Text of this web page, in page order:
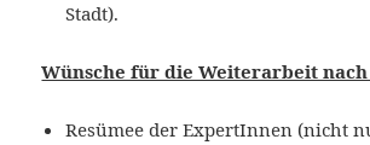
Stadt).
Wünsche für die Weiterarbeit nach
Resümee der ExpertInnen (nicht